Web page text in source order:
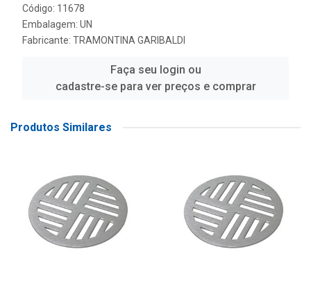
Código: 11678
Embalagem: UN
Fabricante: TRAMONTINA GARIBALDI
Faça seu login ou
cadastre-se para ver preços e comprar
Produtos Similares